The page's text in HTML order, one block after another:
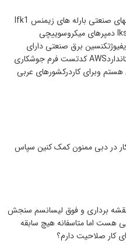
باسلام بنده متخصص تعمیرمشعلهای صنعتی بارله های زیمنس lfk1
هانیول ساتورنیک tmg740 دمپرlks دمپرهای میکروسوییچی
برق صنعتی دارای
جوشکاری مخازن تحت فشاربااستانداردAWS کدتست فرم جوشکاری
هستم وبرای کاردرکشورهای عربی
در دبی ممنون کمک کنین سپاس
نقشه برداری و فوق لیسانسم سنجش
هست اما متاسفانه هیچ سابقه
کار صلاحیت دارم؟